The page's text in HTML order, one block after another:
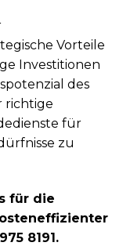
Vorteile
Investitionen
des
richtige
für
zu
für die
8191.